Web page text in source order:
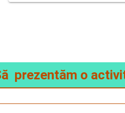
prezentăm o